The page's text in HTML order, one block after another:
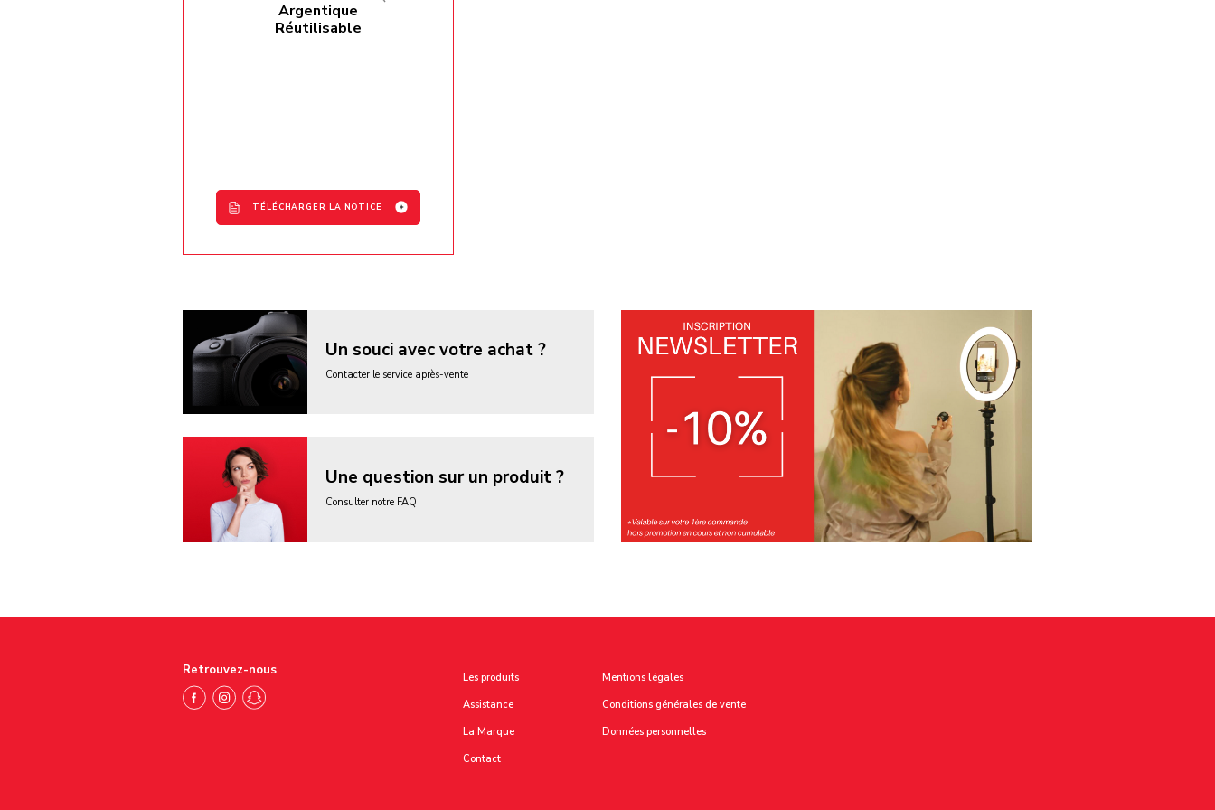
Argentique
Réutilisable
TÉLÉCHARGER LA NOTICE
Analog Camera User Manual
Analog Camera User Manual
- RO
Un souci avec votre achat ?
Contacter le service après-vente
Une question sur un produit ?
Consulter notre FAQ
Retrouvez-nous
Les produits
Assistance
La Marque
Contact
Mentions légales
Conditions générales de vente
Données personnelles